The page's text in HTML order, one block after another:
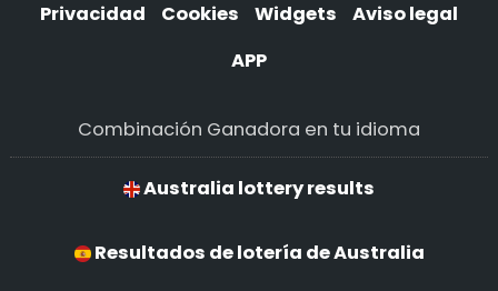
Privacidad
Cookies Widgets
Aviso legal
APP
Combinación Ganadora en tu idioma
Australia lottery results
Resultados de lotería de Australia